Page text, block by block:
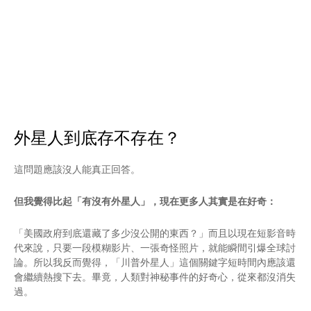
外星人到底存不存在？
這問題應該沒人能真正回答。
但我覺得比起「有沒有外星人」，現在更多人其實是在好奇：
「美國政府到底還藏了多少沒公開的東西？」而且以現在短影音時
代來說，只要一段模糊影片、一張奇怪照片，就能瞬間引爆全球討
論。所以我反而覺得，「川普外星人」這個關鍵字短時間內應該還
會繼續熱搜下去。畢竟，人類對神秘事件的好奇心，從來都沒消失
過。